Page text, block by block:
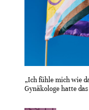
„Ich fühle mich wie
Gynäkologe hatte